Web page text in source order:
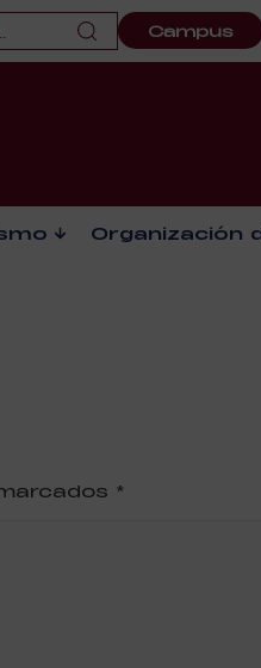
Campus
Organización
*